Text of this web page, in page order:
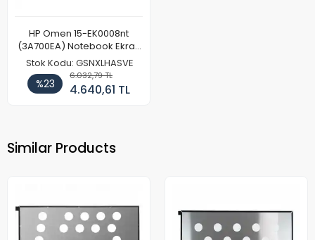
HP Omen 15-EK0008nt
(3A700EA) Notebook Ekran
Paneli 240Hz
Stok Kodu: GSNXLHASVE
%23
6.032,79 TL
4.640,61 TL
Similar Products